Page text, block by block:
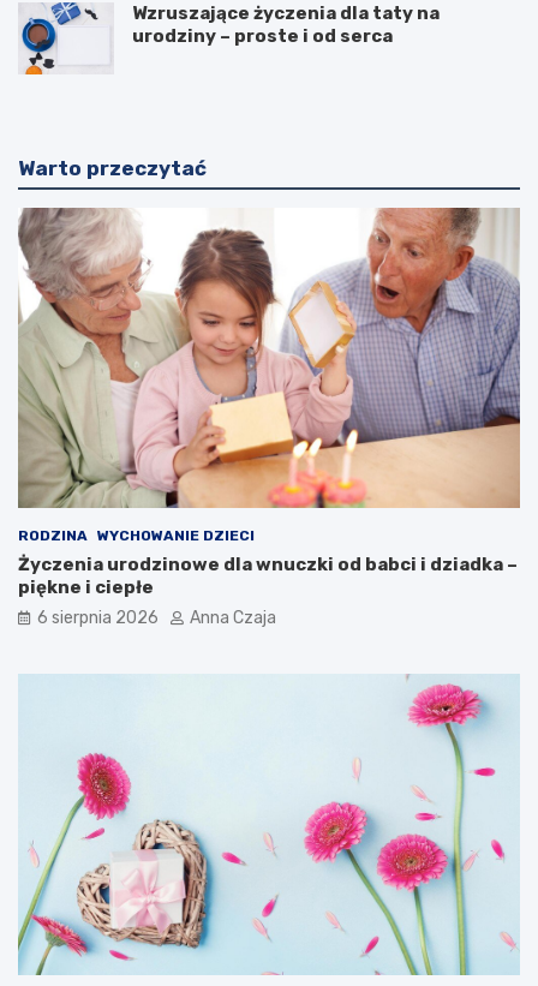
Wzruszające życzenia dla taty na
urodziny – proste i od serca
Warto przeczytać
RODZINA WYCHOWANIE DZIECI
Życzenia urodzinowe dla wnuczki od babci i dziadka –
piękne i ciepłe
6 sierpnia 2026 Anna Czaja